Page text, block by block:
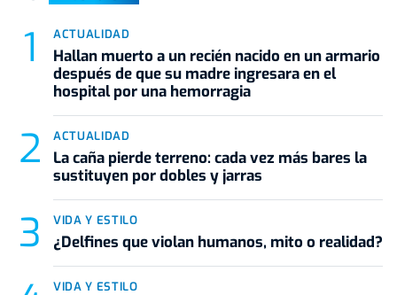
ACTUALIDAD
Hallan muerto a un recién nacido en un armario
después de que su madre ingresara en el
hospital por una hemorragia
ACTUALIDAD
La caña pierde terreno: cada vez más bares la
sustituyen por dobles y jarras
VIDA Y ESTILO
¿Delfines que violan humanos, mito o realidad?
VIDA Y ESTILO